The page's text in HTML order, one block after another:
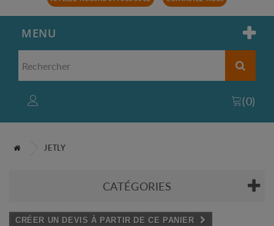
MENU
(0)
JETLY
CATÉGORIES
CRÉER UN DEVIS À PARTIR DE CE PANIER